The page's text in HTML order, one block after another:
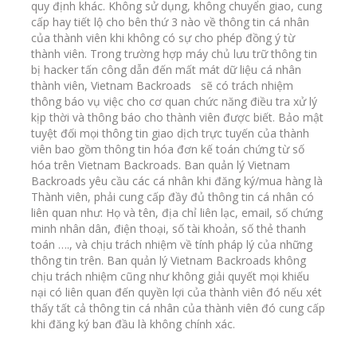
quy định khác. Không sử dụng, không chuyển giao, cung
cấp hay tiết lộ cho bên thứ 3 nào về thông tin cá nhân
của thành viên khi không có sự cho phép đồng ý từ
thành viên. Trong trường hợp máy chủ lưu trữ thông tin
bị hacker tấn công dẫn đến mất mát dữ liệu cá nhân
thành viên, Vietnam Backroads sẽ có trách nhiệm
thông báo vụ việc cho cơ quan chức năng điều tra xử lý
kịp thời và thông báo cho thành viên được biết. Bảo mật
tuyệt đối mọi thông tin giao dịch trực tuyến của thành
viên bao gồm thông tin hóa đơn kế toán chứng từ số
hóa trên Vietnam Backroads. Ban quản lý Vietnam
Backroads yêu cầu các cá nhân khi đăng ký/mua hàng là
Thành viên, phải cung cấp đầy đủ thông tin cá nhân có
liên quan như: Họ và tên, địa chỉ liên lạc, email, số chứng
minh nhân dân, điện thoại, số tài khoản, số thẻ thanh
toán …., và chịu trách nhiệm về tính pháp lý của những
thông tin trên. Ban quản lý Vietnam Backroads không
chịu trách nhiệm cũng như không giải quyết mọi khiếu
nại có liên quan đến quyền lợi của thành viên đó nếu xét
thấy tất cả thông tin cá nhân của thành viên đó cung cấp
khi đăng ký ban đầu là không chính xác.